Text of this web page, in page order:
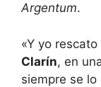
Argentum.
«Y yo
Clarín, en
siempre se